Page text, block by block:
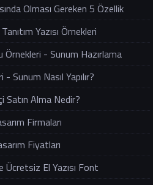
Olması Gereken 5 Özellik
Yazısı Örnekleri
Örnekleri - Sunum Hazırlama
Sunum Nasıl Yapılır?
Satın Alma Nedir?
Firmaları
Fiyatları
El Yazısı Font